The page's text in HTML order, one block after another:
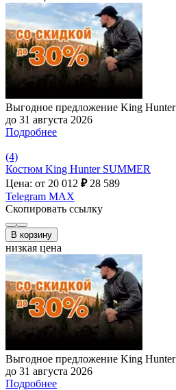
Выгодное предложение King Hunter
до 31 августа 2026
Подробнее
(4)
Костюм King Hunter SUMMER
Цена: от 20 012 ₽ 28 589
Telegram MAX
Скопировать ссылку
В корзину
низкая цена
Выгодное предложение King Hunter
до 31 августа 2026
Подробнее